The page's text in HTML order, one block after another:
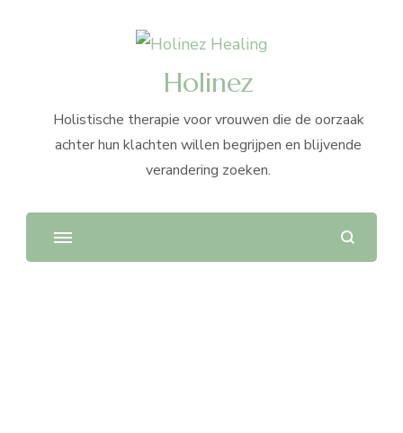
Holinez
Holistische therapie voor vrouwen die de oorzaak
achter hun klachten willen begrijpen en blijvende
verandering zoeken.